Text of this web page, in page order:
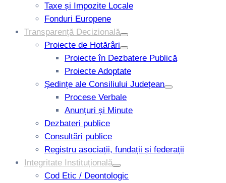
Taxe și Impozite Locale
Fonduri Europene
Transparență Decizională
Proiecte de Hotărâri
Proiecte în Dezbatere Publică
Proiecte Adoptate
Ședințe ale Consiliului Județean
Procese Verbale
Anunțuri și Minute
Dezbateri publice
Consultări publice
Registru asociații, fundații și federații
Integritate Instituțională
Cod Etic / Deontologic